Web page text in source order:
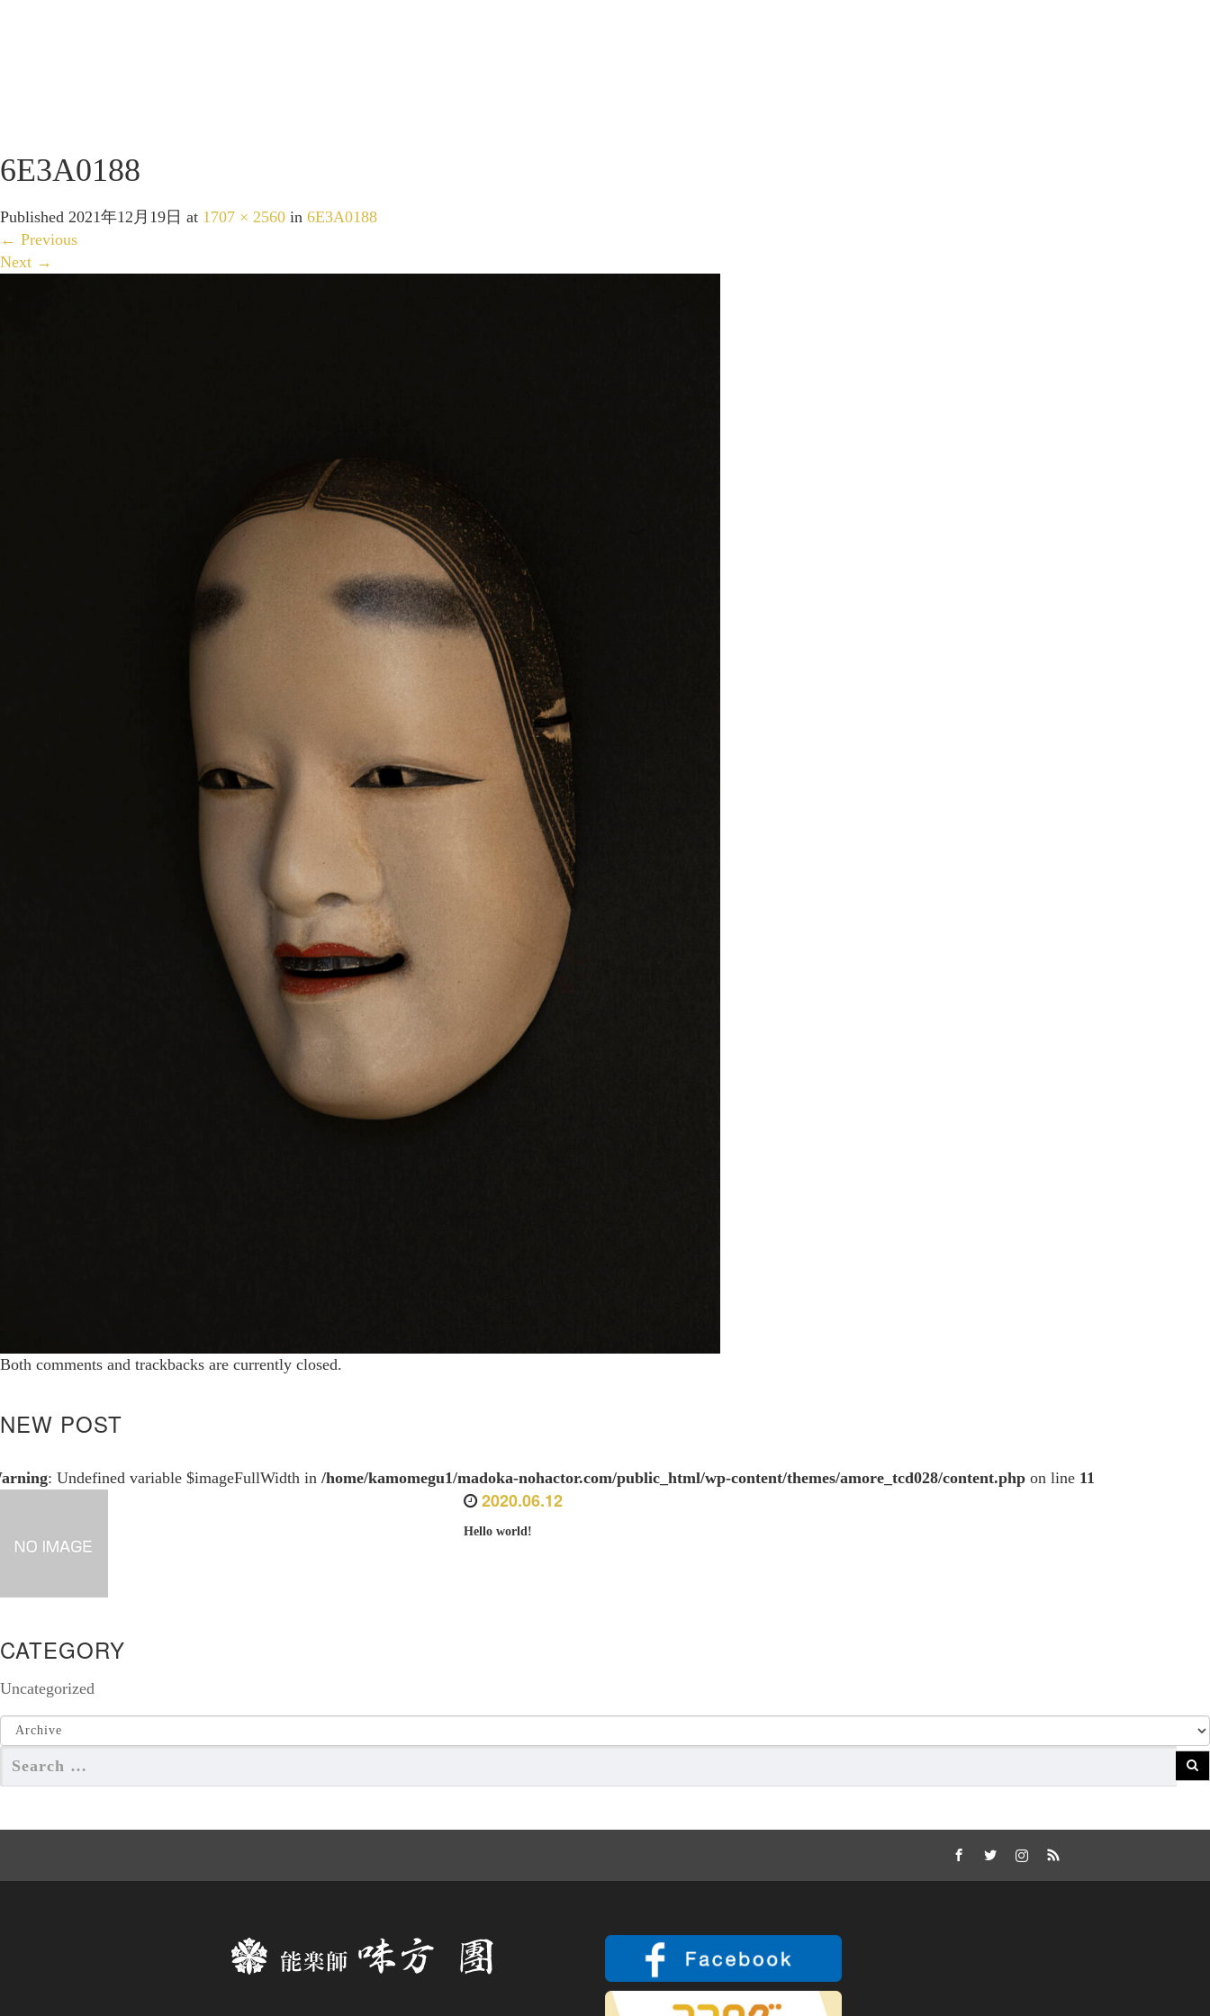
6E3A0188
Published 2021年12月19日 at 1707 × 2560 in 6E3A0188
← Previous
Next →
Both comments and trackbacks are currently closed.
NEW POST
: Undefined variable $imageFullWidth in /home/kamomegu1/madoka-nohactor.com/public_html/wp-content/themes/amore_tcd028/content.php on line 11
2020.06.12
Hello world!
CATEGORY
Uncategorized
InstagramRSS